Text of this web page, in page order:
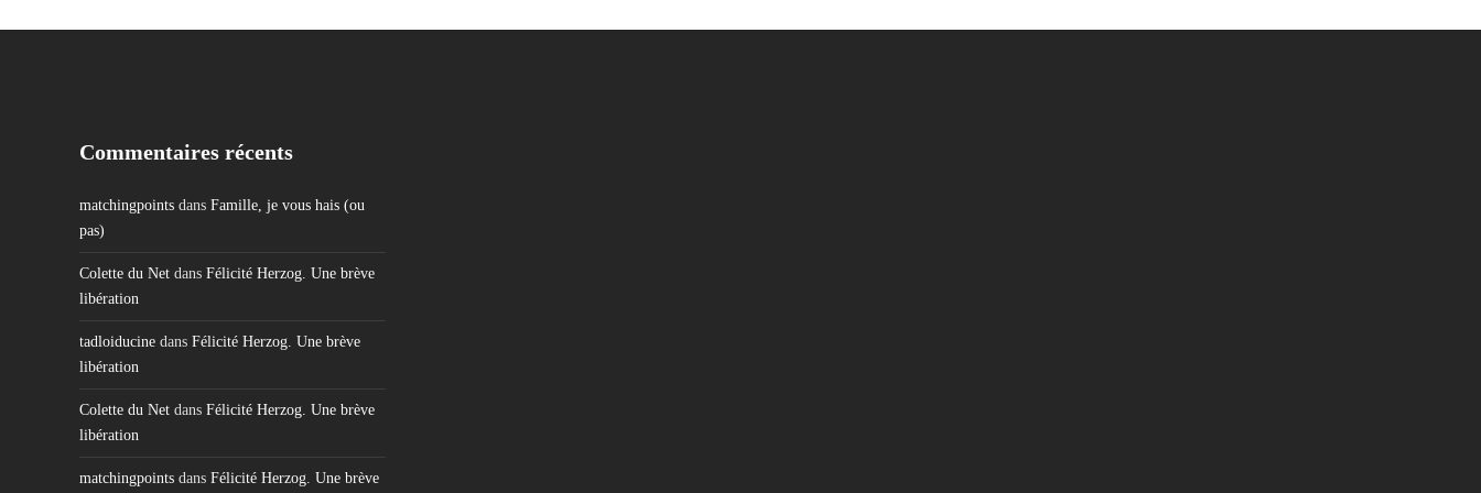
Commentaires récents
matchingpoints dans Famille, je vous hais (ou
pas)
Colette du Net dans Félicité Herzog. Une brève
libération
tadloiducine dans Félicité Herzog. Une brève
libération
Colette du Net dans Félicité Herzog. Une brève
libération
matchingpoints dans Félicité Herzog. Une brève